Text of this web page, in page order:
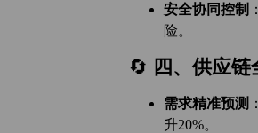
安全协同控制
险。
🔄 ‌ 四、供应
需求精准预测
升20%。